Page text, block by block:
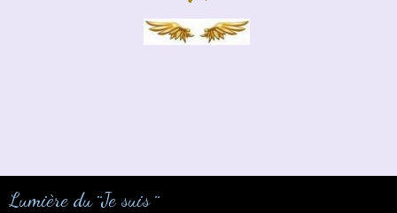
Lumière du ¨Je suis ¨